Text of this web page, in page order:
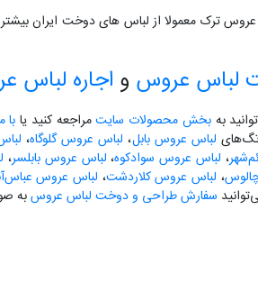
لباس عروس و اجاره لباس
بهبخش محصولات سایتمراجعه کنید یا با
تگ‌های لباس عروس بابل، لباس عروس گلوگاه،
، لباس عروس سوادکوه، لباس عروس بابلسر،
، لباس عروس کلاردشت، لباس عروس
سفارش طراحی و دوخت لباس عروسبه